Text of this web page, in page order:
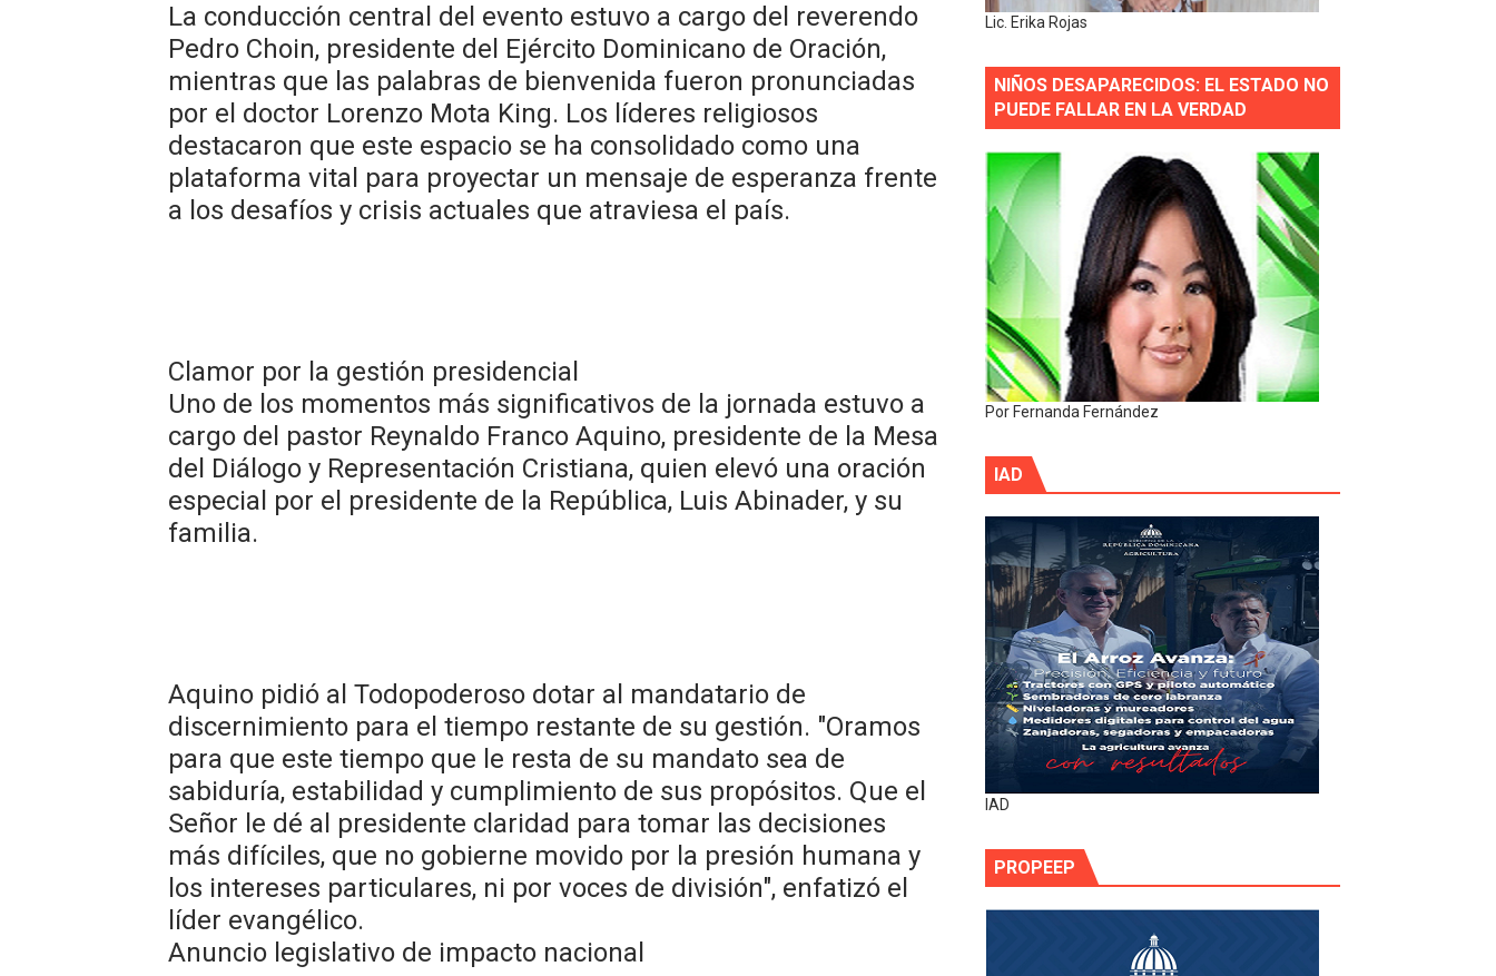
​La conducción central del evento estuvo a cargo del reverendo
Pedro Choin, presidente del Ejército Dominicano de Oración,
mientras que las palabras de bienvenida fueron pronunciadas
por el doctor Lorenzo Mota King. Los líderes religiosos
destacaron que este espacio se ha consolidado como una
plataforma vital para proyectar un mensaje de esperanza frente
a los desafíos y crisis actuales que atraviesa el país.
​Clamor por la gestión presidencial
Uno de los momentos más significativos de la jornada estuvo a
cargo del pastor Reynaldo Franco Aquino, presidente de la Mesa
del Diálogo y Representación Cristiana, quien elevó una oración
especial por el presidente de la República, Luis Abinader, y su
familia.
​Aquino pidió al Todopoderoso dotar al mandatario de
discernimiento para el tiempo restante de su gestión. "Oramos
para que este tiempo que le resta de su mandato sea de
sabiduría, estabilidad y cumplimiento de sus propósitos. Que el
Señor le dé al presidente claridad para tomar las decisiones
más difíciles, que no gobierne movido por la presión humana y
los intereses particulares, ni por voces de división", enfatizó el
líder evangélico.
​Anuncio legislativo de impacto nacional
Lic. Erika Rojas
NIÑOS DESAPARECIDOS: EL ESTADO NO
PUEDE FALLAR EN LA VERDAD
Por Fernanda Fernández
IAD
IAD
PROPEEP